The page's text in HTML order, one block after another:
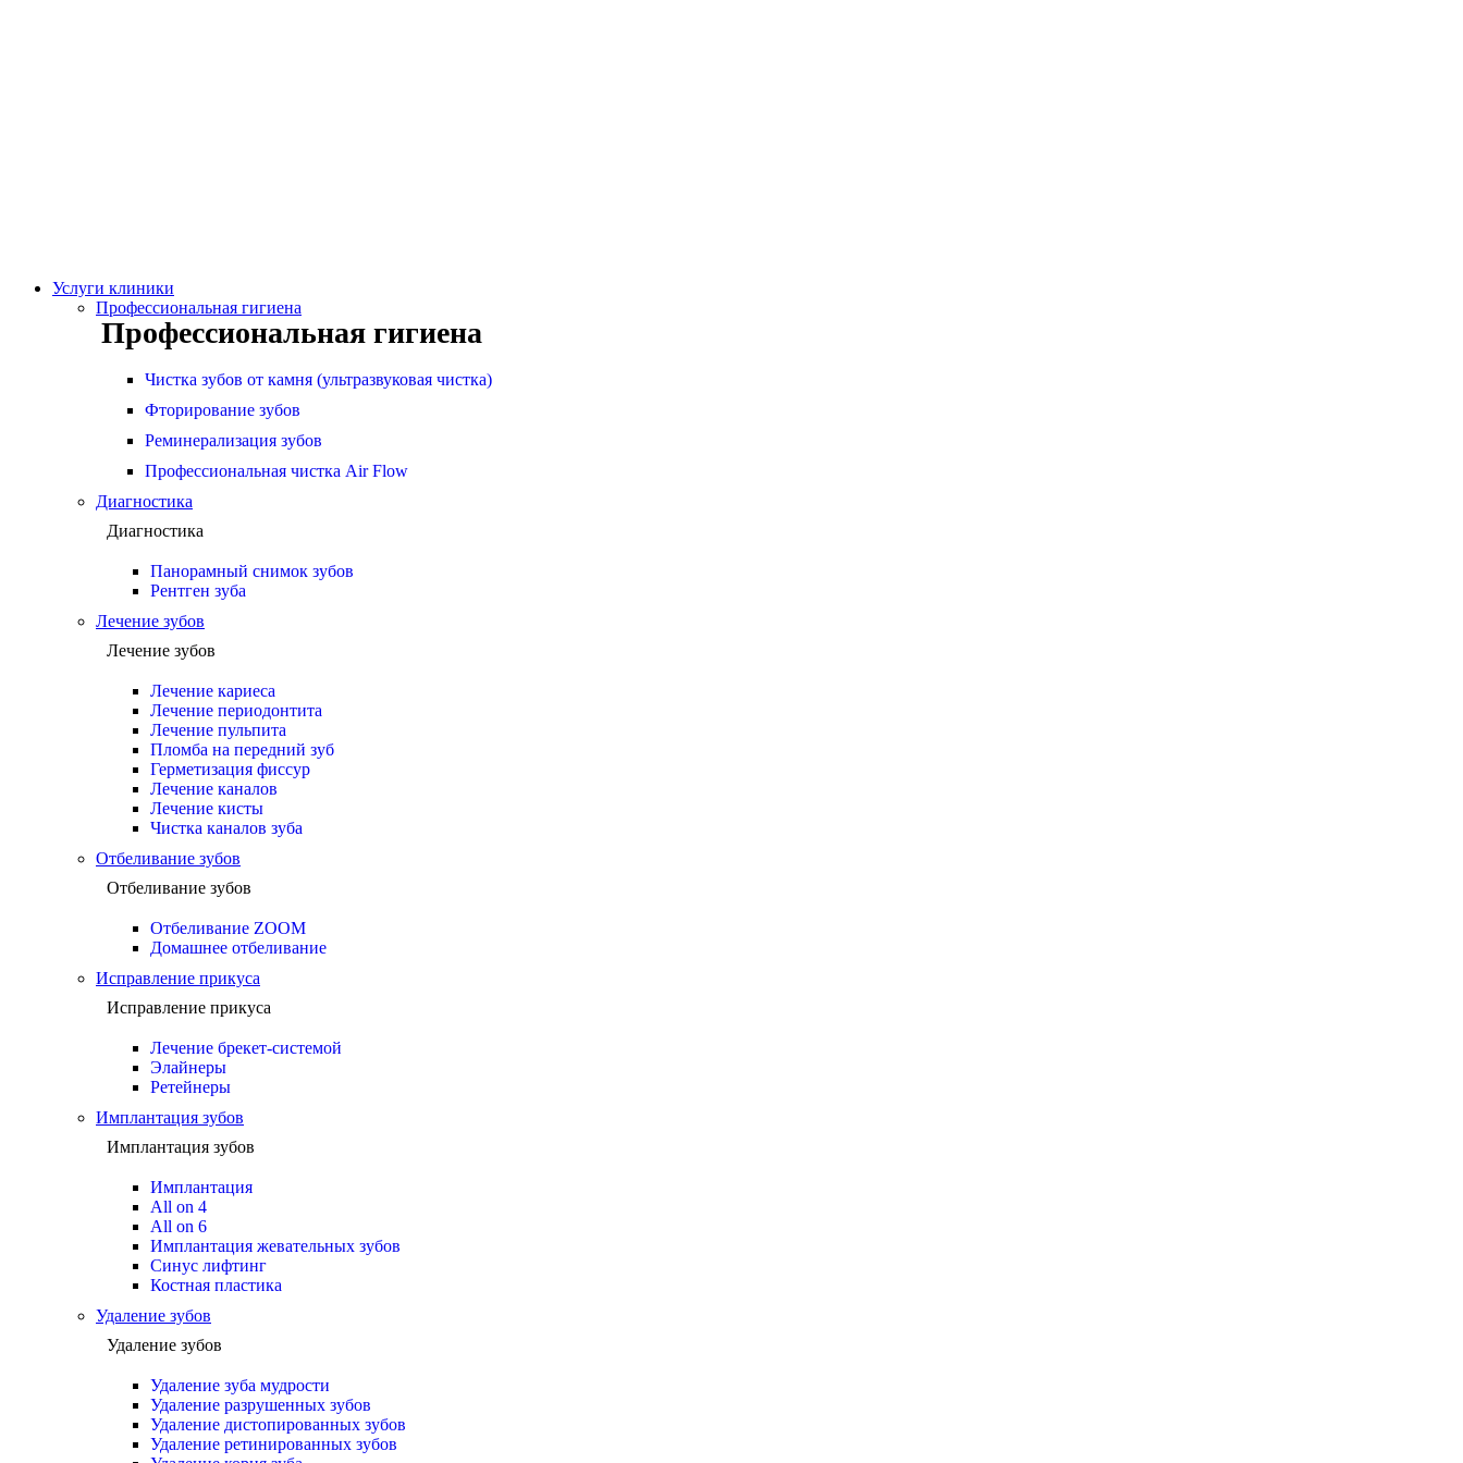
Услуги клиники
Профессиональная гигиена
Профессиональная гигиена
Чистка зубов от камня (ультразвуковая чистка)
Фторирование зубов
Реминерализация зубов
Профессиональная чистка Air Flow
Диагностика
Диагностика
Панорамный снимок зубов
Рентген зуба
Лечение зубов
Лечение зубов
Лечение кариеса
Лечение периодонтита
Лечение пульпита
Пломба на передний зуб
Герметизация фиссур
Лечение каналов
Лечение кисты
Чистка каналов зуба
Отбеливание зубов
Отбеливание зубов
Отбеливание ZOOM
Домашнее отбеливание
Исправление прикуса
Исправление прикуса
Лечение брекет-системой
Элайнеры
Ретейнеры
Имплантация зубов
Имплантация зубов
Имплантация
All on 4
All on 6
Имплантация жевательных зубов
Синус лифтинг
Костная пластика
Удаление зубов
Удаление зубов
Удаление зуба мудрости
Удаление разрушенных зубов
Удаление дистопированных зубов
Удаление ретинированных зубов